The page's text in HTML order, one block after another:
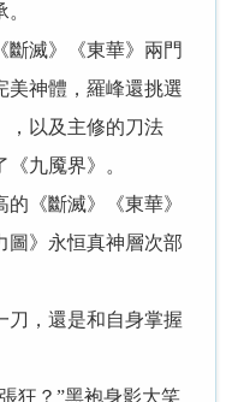
滅》《東華》兩門
美神體，羅峰還挑選
，以及主修的刀法
九魇界》。
《斷滅》《東華》
圖》永恒真神層次部
，還是和自身掌握
？”黑袍身影大笑